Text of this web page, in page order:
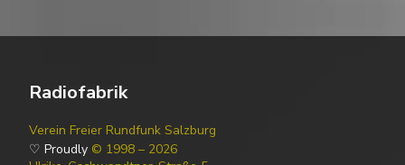
Radiofabrik
Verein Freier Rundfunk Salzburg
♡ Proudly © 1998 – 2026